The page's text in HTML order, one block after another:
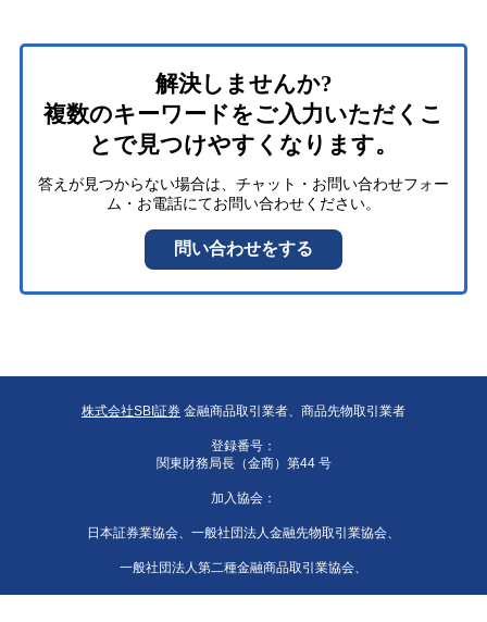
株式会社SBI証券 金融商品取引業者、商品先物取引業者
登録番号：
関東財務局長（金商）第44 号
加入協会：
日本証券業協会、一般社団法人金融先物取引業協会、
一般社団法人第二種金融商品取引業協会、